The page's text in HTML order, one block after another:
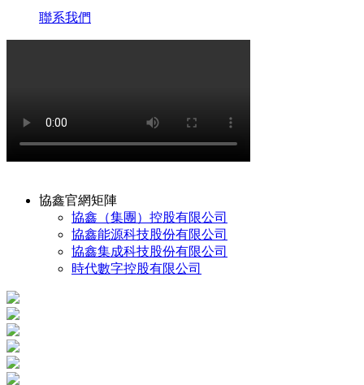
聯系我們
協鑫官網矩陣
協鑫（集團）控股有限公司
協鑫能源科技股份有限公司
協鑫集成科技股份有限公司
時代數字控股有限公司